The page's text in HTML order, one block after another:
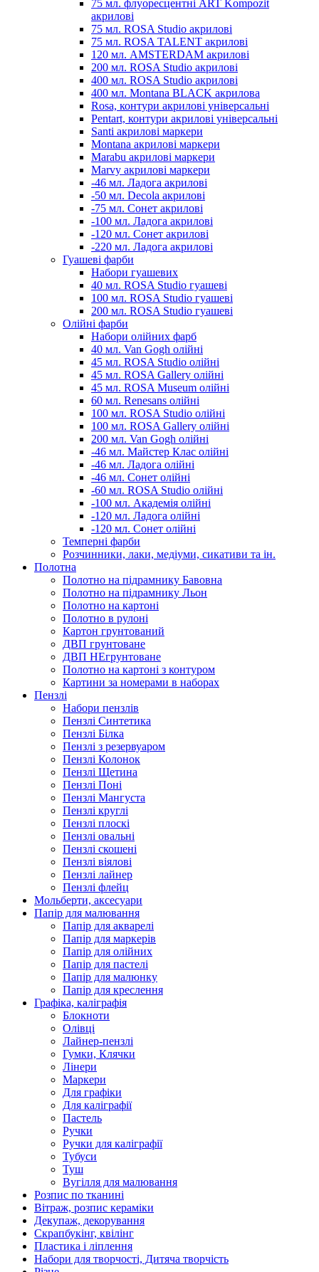
75 мл. флуоресцентні ART Kompozit
акрилові
75 мл. ROSA Studio акрилові
75 мл. ROSA TALENT акрилові
120 мл. AMSTERDAM акрилові
200 мл. ROSA Studio акрилові
400 мл. ROSA Studio акрилові
400 мл. Montana BLACK акрилова
Rosa, контури акрилові універсальні
Pentart, контури акрилові універсальні
Santi акрилові маркери
Montana акрилові маркери
Marabu акрилові маркери
Marvy акрилові маркери
-46 мл. Ладога акрилові
-50 мл. Decola акрилові
-75 мл. Сонет акрилові
-100 мл. Ладога акрилові
-120 мл. Сонет акрилові
-220 мл. Ладога акрилові
Гуашеві фарби
Набори гуашевих
40 мл. ROSA Studio гуашеві
100 мл. ROSA Studio гуашеві
200 мл. ROSA Studio гуашеві
Олійні фарби
Набори олійних фарб
40 мл. Van Gogh олійні
45 мл. ROSA Studio олійні
45 мл. ROSA Gallery олійні
45 мл. ROSA Museum олійні
60 мл. Renesans олійні
100 мл. ROSA Studio олійні
100 мл. ROSA Gallery олійні
200 мл. Van Gogh олійні
-46 мл. Майстер Клас олійні
-46 мл. Ладога олійні
-46 мл. Сонет олійні
-60 мл. ROSA Studio олійні
-100 мл. Академія олійні
-120 мл. Ладога олійні
-120 мл. Сонет олійні
Темперні фарби
Розчинники, лаки, медіуми, сикативи та ін.
Полотна
Полотно на підрамнику Бавовна
Полотно на підрамнику Льон
Полотно на картоні
Полотно в рулоні
Картон грунтований
ДВП грунтоване
ДВП НЕгрунтоване
Полотно на картоні з контуром
Картини за номерами в наборах
Пензлі
Набори пензлів
Пензлі Синтетика
Пензлі Білка
Пензлі з резервуаром
Пензлі Колонок
Пензлі Щетина
Пензлі Поні
Пензлі Мангуста
Пензлі круглі
Пензлі плоскі
Пензлі овальні
Пензлі скошені
Пензлі віялові
Пензлі лайнер
Пензлі флейц
Мольберти, аксесуари
Папір для малювання
Папір для акварелі
Папір для маркерів
Папір для олійних
Папір для пастелі
Папір для малюнку
Папір для креслення
Графіка, каліграфія
Блокноти
Олівці
Лайнер-пензлі
Гумки, Клячки
Лінери
Маркери
Для графіки
Для каліграфії
Пастель
Ручки
Ручки для каліграфії
Тубуси
Туш
Вугілля для малювання
Розпис по тканині
Вітраж, розпис кераміки
Декупаж, декорування
Скрапбукінг, квілінг
Пластика і ліплення
Набори для творчості, Дитяча творчість